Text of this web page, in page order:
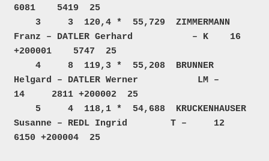
6081    5419  25
Franz – DATLER Gerhard           – K    16
+200001    5747  25
Helgard – DATLER Werner           LM –
14     2811 +200002  25
Susanne – REDL Ingrid        T –     12
6150 +200004  25